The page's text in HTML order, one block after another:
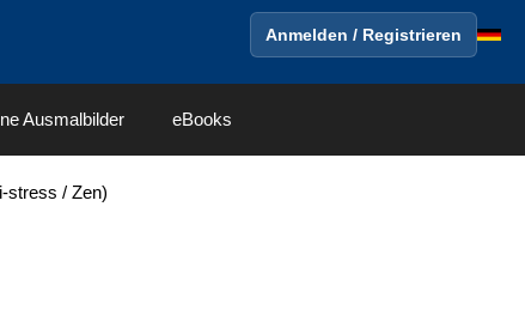
Anmelden / Registrieren
Ausmalbilder eBooks
stress / Zen)